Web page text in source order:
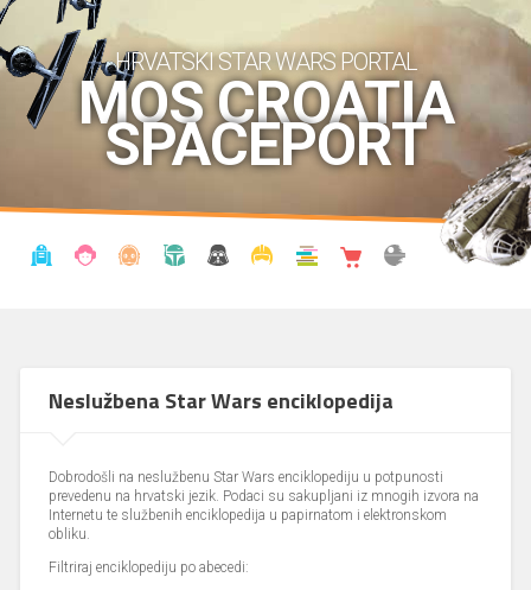
HRVATSKI STAR WARS PORTAL
MOS CROATIA
SPACEPORT
Neslužbena Star Wars enciklopedija
Dobrodošli na neslužbenu Star Wars enciklopediju u potpunosti
prevedenu na hrvatski jezik. Podaci su sakupljani iz mnogih izvora na
Internetu te službenih enciklopedija u papirnatom i elektronskom
obliku.
Filtriraj enciklopediju po abecedi: